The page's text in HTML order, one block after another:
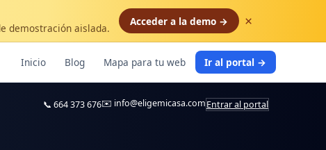
demostración aislada.
Acceder a la demo → ×
Inicio Blog Mapa para tu web Ir al portal →
📞 664 373 676✉️ info@eligemicasa.comEntrar al portal